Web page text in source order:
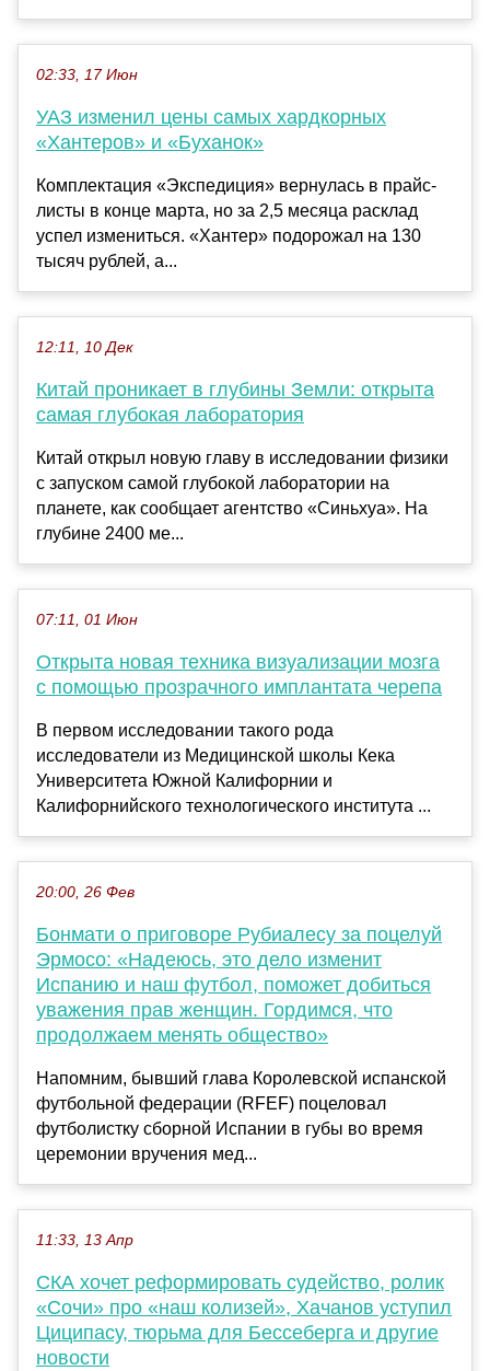
02:33, 17 Июн
УАЗ изменил цены самых хардкорных
«Хантеров» и «Буханок»
Комплектация «Экспедиция» вернулась в прайс-
листы в конце марта, но за 2,5 месяца расклад
успел измениться. «Хантер» подорожал на 130
тысяч рублей, а...
12:11, 10 Дек
Китай проникает в глубины Земли: открыта
самая глубокая лаборатория
Китай открыл новую главу в исследовании физики
с запуском самой глубокой лаборатории на
планете, как сообщает агентство «Синьхуа». На
глубине 2400 ме...
07:11, 01 Июн
Открыта новая техника визуализации мозга
с помощью прозрачного имплантата черепа
В первом исследовании такого рода
исследователи из Медицинской школы Кека
Университета Южной Калифорнии и
Калифорнийского технологического института ...
20:00, 26 Фев
Бонмати о приговоре Рубиалесу за поцелуй
Эрмосо: «Надеюсь, это дело изменит
Испанию и наш футбол, поможет добиться
уважения прав женщин. Гордимся, что
продолжаем менять общество»
Напомним, бывший глава Королевской испанской
футбольной федерации (RFEF) поцеловал
футболистку сборной Испании в губы во время
церемонии вручения мед...
11:33, 13 Апр
СКА хочет реформировать судейство, ролик
«Сочи» про «наш колизей», Хачанов уступил
Циципасу, тюрьма для Бессеберга и другие
новости